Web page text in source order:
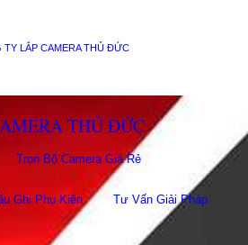
TY LẮP CAMERA THỦ ĐỨC
THỦ ĐỨC
Trọn Bộ Camera Giá Rẻ
Ghi Phụ Kiên Tư Vấn Giải Pháp